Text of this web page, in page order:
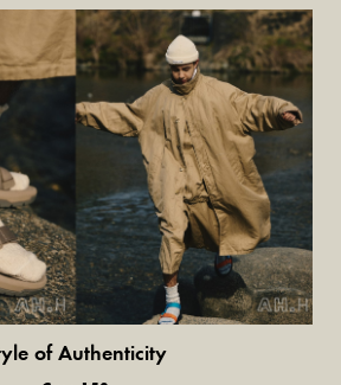
of Authenticity